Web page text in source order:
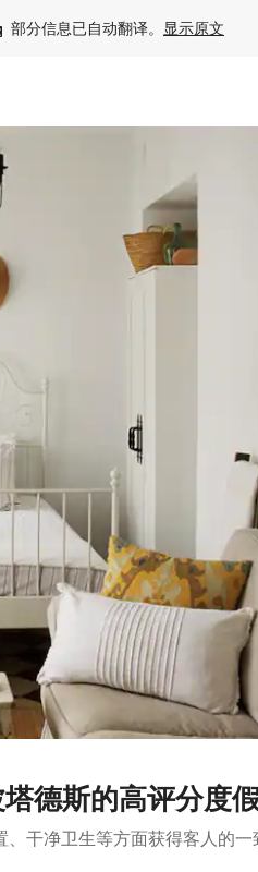
部分信息已自动翻译。 显示原文
德斯的高评分度
干净卫生等方面获得客人的一